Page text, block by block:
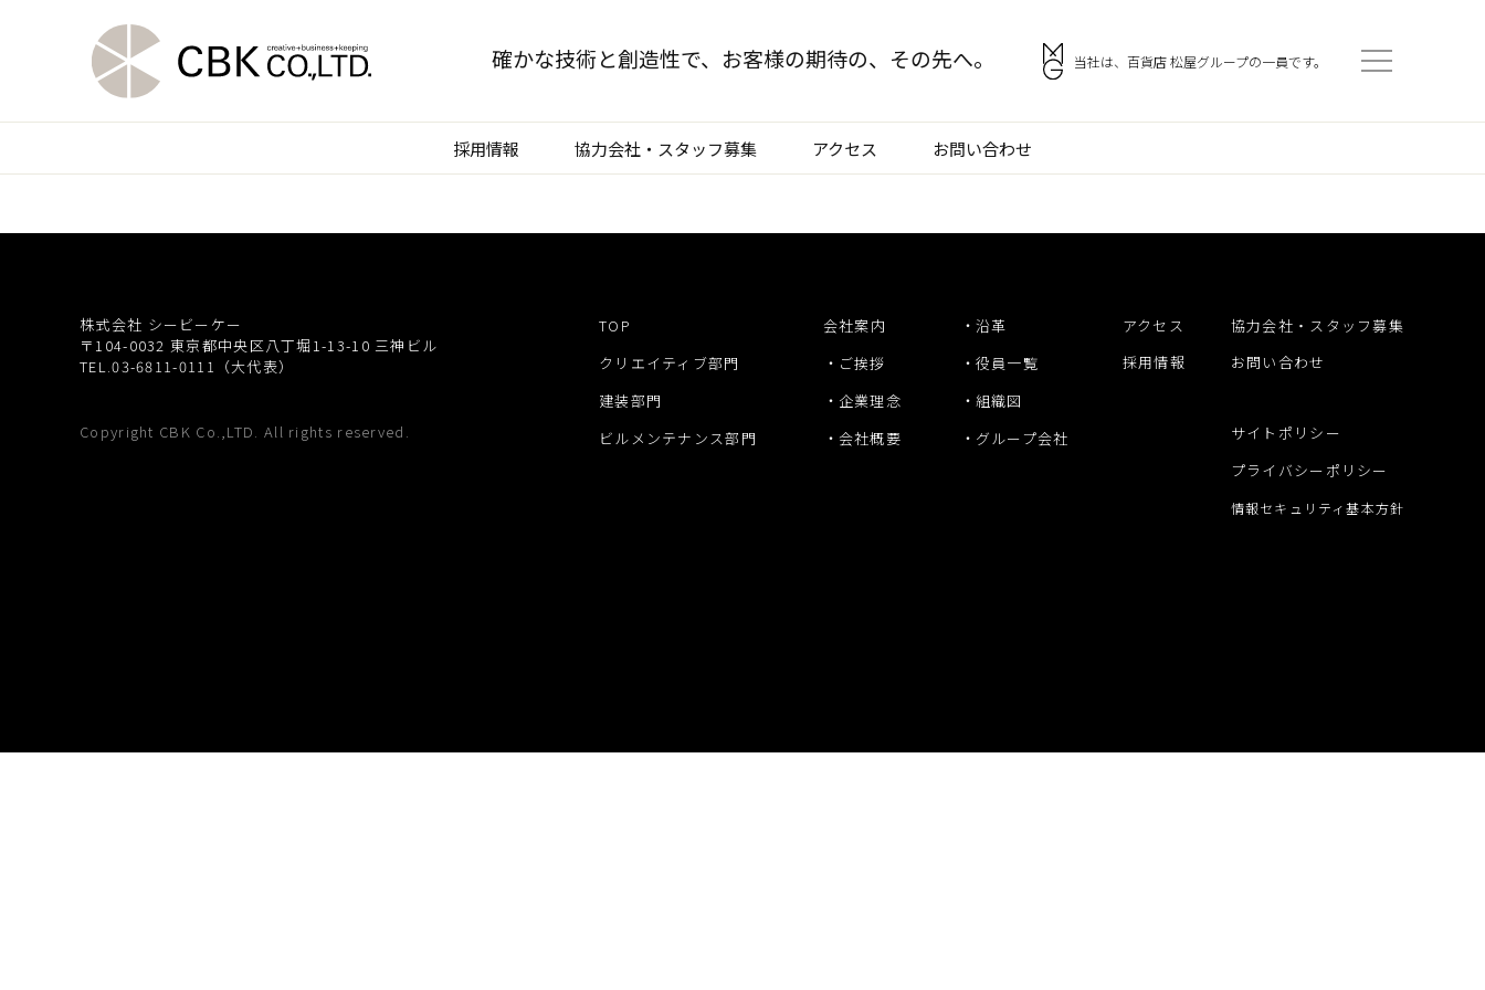
確かな技術と創造性で、 お客様の期待の、その先へ。 当社は、百貨店 松屋グループの一員です。
建装部門
ビルメンテナンス部門
企業理念
会社概要
協力会社・スタッフ募集
お問い合わせ
採用情報 協力会社・スタッフ募集 アクセス お問い合わせ
株式会社 シービーケー
〒104-0032 東京都中央区八丁堀1-13-10 三神ビル
TEL.03-6811-0111（大代表）
TOP
クリエイティブ部門
建装部門
ビルメンテナンス部門
会社案内
ご挨拶
企業理念
会社概要
沿革
役員一覧
組織図
グループ会社
アクセス
採用情報
協力会社・スタッフ募集
お問い合わせ
サイトポリシー
プライバシーポリシー
情報セキュリティ基本方針
Copyright CBK Co.,LTD. All rights reserved.